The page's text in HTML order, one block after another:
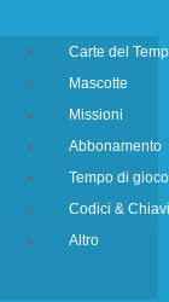
Carte del
Mascotte
Missioni
Abbonamento
Tempo di gioco
Codici & Chiavi
Altro